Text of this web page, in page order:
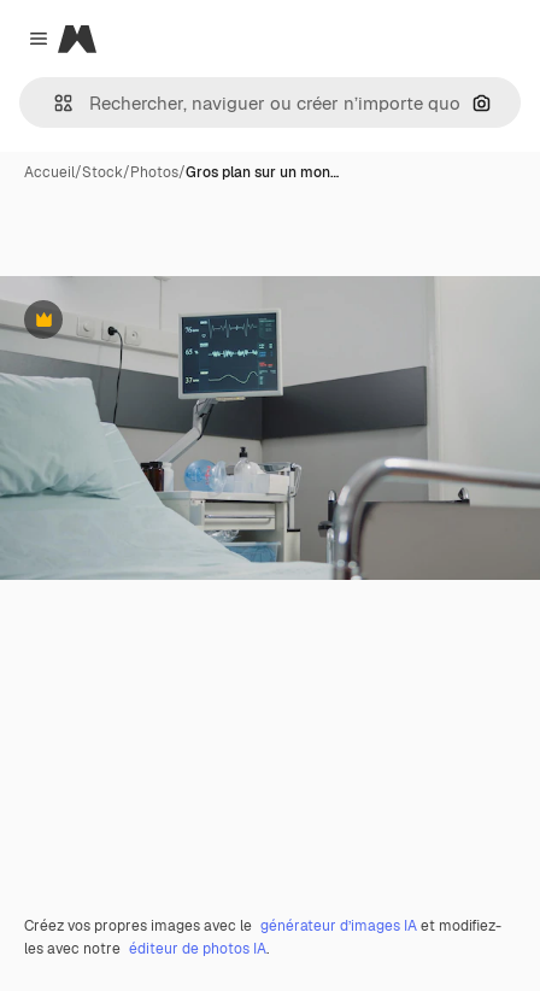
Close menu
Magnific
Accueil/Stock/Photos/Gros plan sur un mon…
Premium
Créez vos propres images avec le générateur d’images IAet modifiez-
les avec notre éditeur de photos IA.